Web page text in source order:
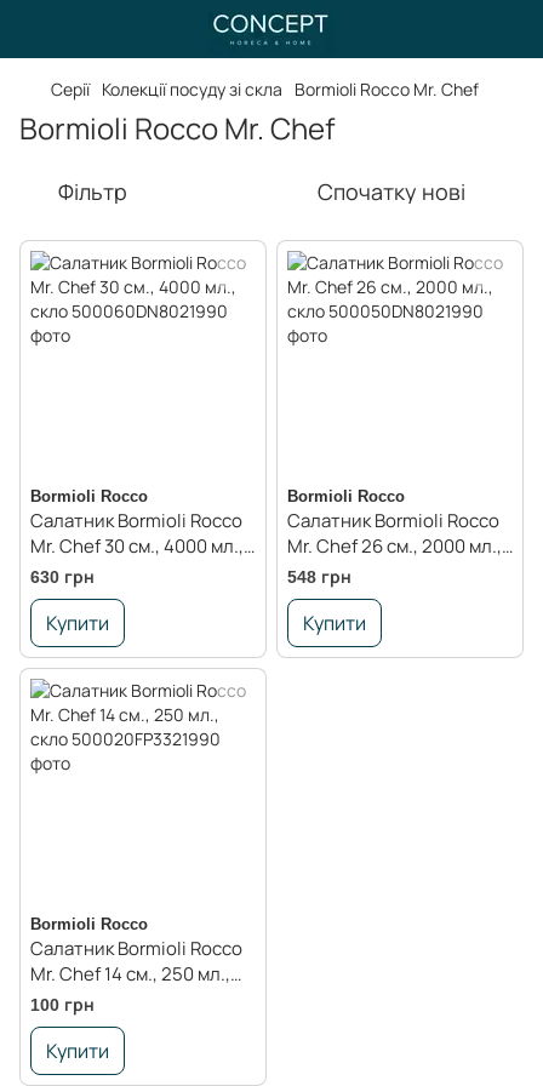
Серії Колекції посуду зі скла Bormioli Rocco Mr. Chef
Bormioli Rocco Mr. Chef
Фільтр Спочатку нові
Bormioli Rocco
Салатник Bormioli Rocco
Mr. Chef 30 см., 4000 мл.,
скло
630 грн
Купити
Bormioli Rocco
Салатник Bormioli Rocco
Mr. Chef 26 см., 2000 мл.,
скло
548 грн
Купити
Bormioli Rocco
Салатник Bormioli Rocco
Mr. Chef 14 см., 250 мл.,
скло
100 грн
Купити